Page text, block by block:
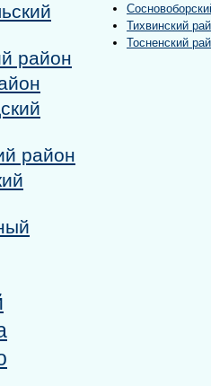
район
район
Тихвинский
Тосненский